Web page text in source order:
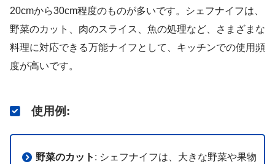
20cmから30cm程度のものが多いです。シェフナイフは、
野菜のカット、肉のスライス、魚の処理など、さまざまな
料理に対応できる万能ナイフとして、キッチンでの使用頻
度が高いです。
使用例:
野菜のカット : シェフナイフは、大きな野菜や果物